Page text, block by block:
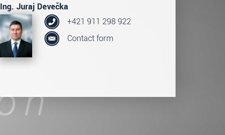
Ing. Juraj Devečka
+421 911 298 922
Contact form